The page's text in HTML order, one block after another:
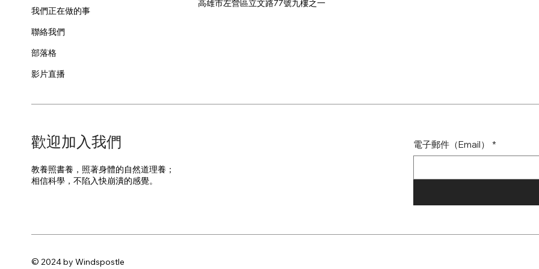
我們正在做的事
聯絡我們
部落格
影片直播
​高雄市左營區立文路77號九樓之一
​歡迎加入我們
教養照書養，照著身體的自然道理養；
​相信科學，不陷入快崩潰的感覺。
電子郵件（Email） *
© 2024 by Windspostle